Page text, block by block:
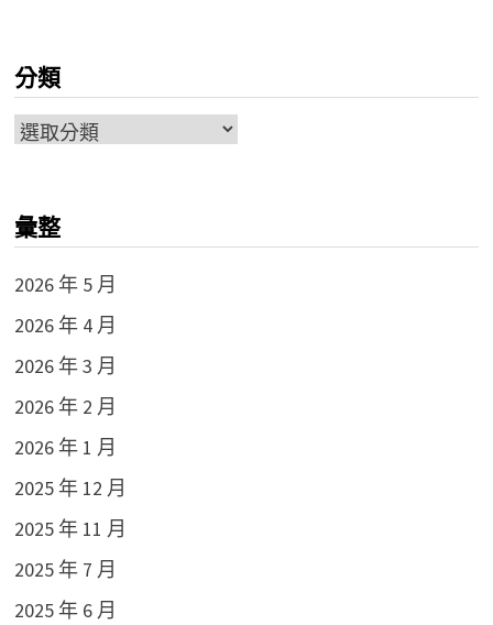
分類
分
彙整
2026 年 5 月
2026 年 4 月
2026 年 3 月
2026 年 2 月
2026 年 1 月
2025 年 12 月
2025 年 11 月
2025 年 7 月
2025 年 6 月